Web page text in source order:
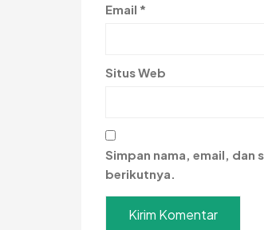
Email *
Situs Web
Simpan nama, email, dan
berikutnya.